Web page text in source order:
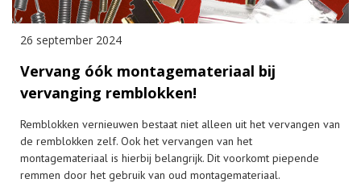
26 september 2024
Vervang óók montagemateriaal bij
vervanging remblokken!
Remblokken vernieuwen bestaat niet alleen uit het vervangen van
de remblokken zelf. Ook het vervangen van het
montagemateriaal is hierbij belangrijk. Dit voorkomt piepende
remmen door het gebruik van oud montagemateriaal.